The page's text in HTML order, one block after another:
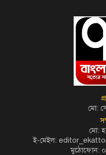
মো:
মো:
ই-মেইল:
মুঠোফোন: